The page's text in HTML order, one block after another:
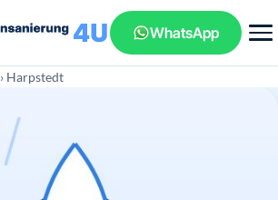
WhatsApp
› Harpstedt